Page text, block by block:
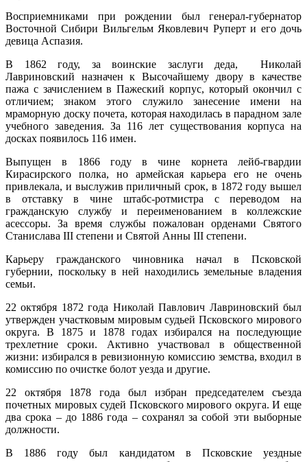
Восприемниками при рождении был генерал-губернатор
Восточной Сибири Вильгельм Яковлевич Руперт и его дочь
девица Аспазия.
В 1862 году, за воинские заслуги деда, Николай
Лавриновский назначен к Высочайшему двору в качестве
пажа с зачислением в Пажеский корпус, который окончил с
отличием; знаком этого служило занесение имени на
мраморную доску почета, которая находилась в парадном зале
учебного заведения. За 116 лет существования корпуса на
досках появилось 116 имен.
Выпущен в 1866 году в чине корнета лейб-гвардии
Кирасирского полка, но армейская карьера его не очень
привлекала, и выслужив приличный срок, в 1872 году вышел
в отставку в чине штабс-ротмистра с переводом на
гражданскую службу и переименованием в коллежские
асессоры. За время службы пожалован орденами Святого
Станислава III степени и Святой Анны III степени.
Карьеру гражданского чиновника начал в Псковской
губернии, поскольку в ней находились земельные владения
семьи.
22 октября 1872 года Николай Павлович Лавриновский был
утвержден участковым мировым судьей Псковского мирового
округа. В 1875 и 1878 годах избирался на последующие
трехлетние сроки. Активно участвовал в общественной
жизни: избирался в ревизионную комиссию земства, входил в
комиссию по очистке болот уезда и другие.
22 октября 1878 года был избран председателем съезда
почетных мировых судей Псковского мирового округа. И еще
два срока – до 1886 года – сохранял за собой эти выборные
должности.
В 1886 году был кандидатом в Псковские уездные